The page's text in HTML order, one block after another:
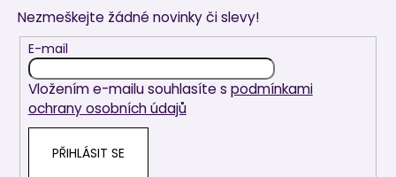
Nezmeškejte žádné novinky či slevy!
E-mail
Vložením e-mailu souhlasíte s podmínkami
ochrany osobních údajů
PŘIHLÁSIT SE